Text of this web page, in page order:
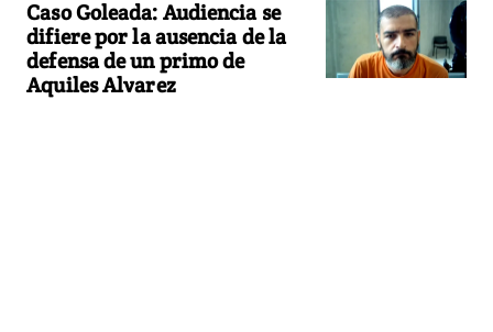
Caso Goleada: Audiencia se
difiere por la ausencia de la
defensa de un primo de
Aquiles Alvarez